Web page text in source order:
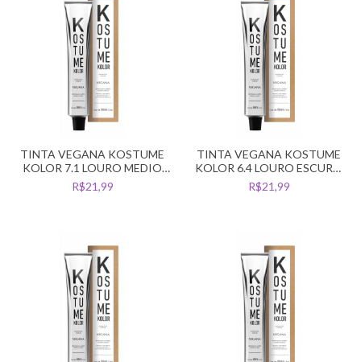
TINTA VEGANA KOSTUME
KOLOR 7.1 LOURO MEDIO
CINZA
R$21,99
TINTA VEGANA KOSTUME
KOLOR 6.4 LOURO ESCURO
COBRE
R$21,99